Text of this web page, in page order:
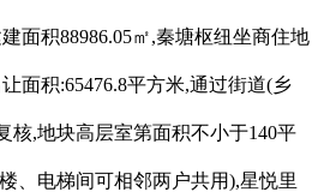
面积88986.05㎡,秦塘枢纽坐商住地
面积:65476.8平方米,通过街道(乡
核,地块高层室第面积不小于140平
、电梯间可相邻两户共用),星悦里